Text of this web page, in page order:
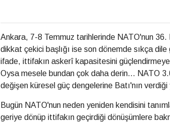
Ankara, 7-8 Temmuz tarihlerinde NATO'nun
dikkat çekici başlığı ise son dönemde sıkça dile
ifade, ittifakın askerî kapasitesini
Oysa mesele bundan çok daha derin... NATO
değişen küresel güç dengelerine Batı'nın verdiği
Bugün NATO'nun neden yeniden kendisini
geriye dönüp ittifakın geçirdiği dönüşümlere